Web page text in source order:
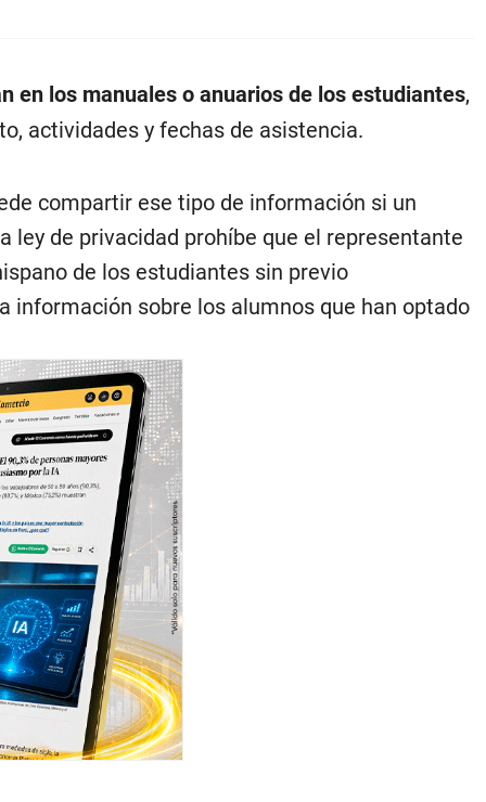
en los manuales o anuarios de los estudiantes,
actividades y fechas de asistencia.
compartir ese tipo de información si un
ley de privacidad prohíbe que el representante
de los estudiantes sin previo
información sobre los alumnos que han optado